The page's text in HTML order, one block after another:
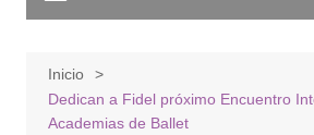
Inicio
Dedican a Fidel próximo Encuentro
Academias de Ballet